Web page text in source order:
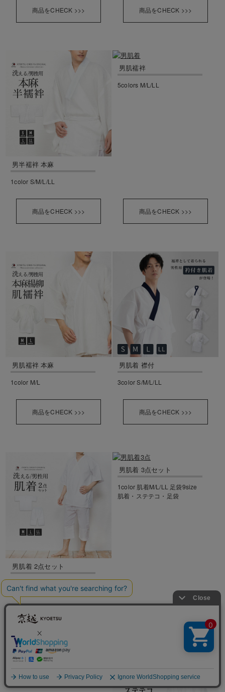
商品をCHECK >>> 商品をCHECK >>>
男半襦袢 本麻
1color S/M/L/LL
商品をCHECK >>>
男肌襦袢
5colors M/L/LL
商品をCHECK >>>
男肌襦袢 本麻
1color M/L
商品をCHECK >>>
男肌着 襟付
3color S/M/L/LL
商品をCHECK >>>
男肌着 2点セット
肌着・ステテコ
商品をCHECK >>>
男肌着 3点セット
1color 肌着M/L/LL 足袋9size
肌着・ステテコ・足袋
商品をCHECK >>>
男ステテコ